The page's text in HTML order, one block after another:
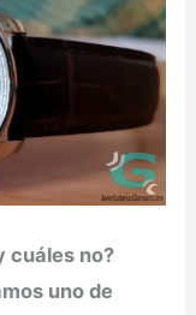
cuáles no?
uno de